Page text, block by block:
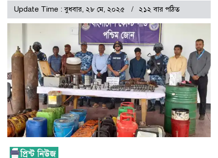
Update Time : বুধবার, ২৮ মে, ২০২৫ ২১২ বার পঠিত